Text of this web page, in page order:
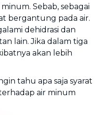
Sebab, sebagai
bergantung pada air.
dehidrasi dan
lain. Jika dalam tiga
akan lebih
tahu apa saja syarat
air minum